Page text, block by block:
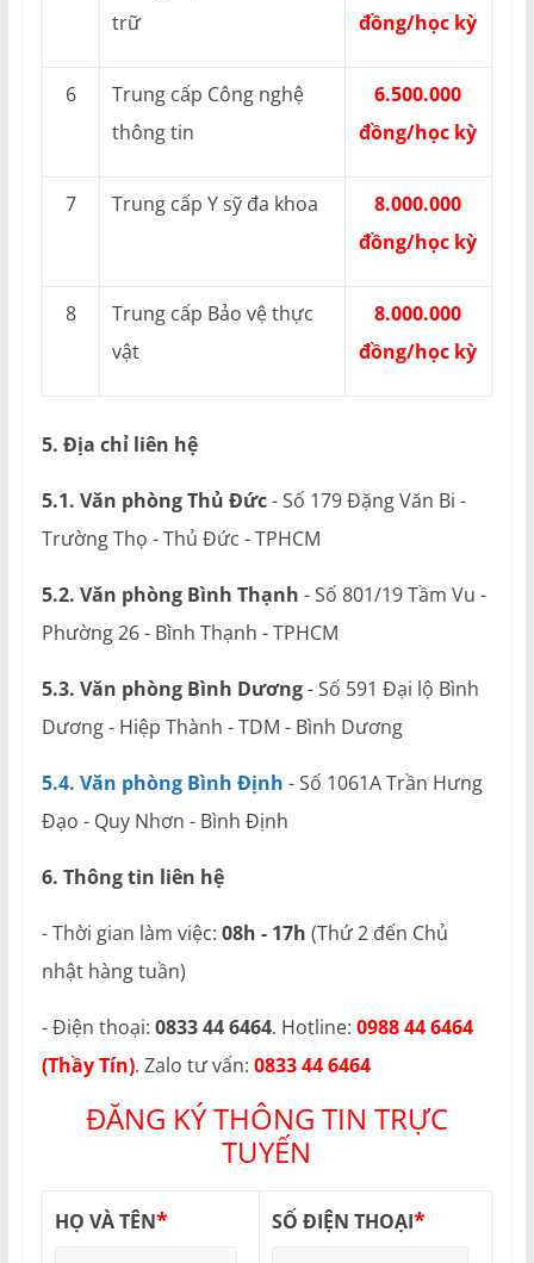
trữ
đồng/học kỳ
6
Trung cấp Công nghệ
thông tin
6.500.000
đồng/học kỳ
7 Trung cấp Y sỹ đa khoa
8.000.000
đồng/học kỳ
8
Trung cấp Bảo vệ thực
vật
8.000.000
đồng/học kỳ
5. Địa chỉ liên hệ
5.1. Văn phòng Thủ Đức- Số 179 Đặng Văn Bi -
Trường Thọ - Thủ Đức - TPHCM
5.2. Văn phòng Bình Thạnh - Số 801/19 Tầm Vu -
Phường 26 - Bình Thạnh - TPHCM
5.3. Văn phòng Bình Dương- Số 591 Đại lộ Bình
Dương - Hiệp Thành - TDM - Bình Dương
5.4. Văn phòng Bình Định - Số 1061A Trần Hưng
Đạo - Quy Nhơn - Bình Định
6. Thông tin liên hệ
- Thời gian làm việc: 08h - 17h (Thứ 2 đến Chủ
nhật hàng tuần)
- Điện thoại: 0833 44 6464. Hotline: 0988 44 6464
(Thầy Tín). Zalo tư vấn: 0833 44 6464
ĐĂNG KÝ THÔNG TIN TRỰC
TUYẾN
HỌ VÀ TÊN* SỐ ĐIỆN THOẠI*